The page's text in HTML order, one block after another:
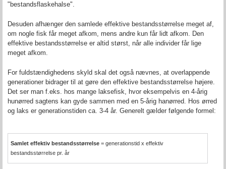
"bestandsflaskehalse".
Desuden afhænger den samlede effektive bestandsstørrelse meget af,
om nogle fisk får meget afkom, mens andre kun får lidt afkom. Den
effektive bestandsstørrelse er altid størst, når alle individer får lige
meget afkom.
For fuldstændighedens skyld skal det også nævnes, at overlappende
generationer bidrager til at gøre den effektive bestandsstørrelse højere.
Det ser man f.eks. hos mange laksefisk, hvor eksempelvis en 4-årig
hunørred sagtens kan gyde sammen med en 5-årig hanørred. Hos ørred
og laks er generationstiden ca. 3-4 år. Generelt gælder følgende formel:
Samlet effektiv bestandsstørrelse = generationstid x effektiv
bestandsstørrelse pr. år